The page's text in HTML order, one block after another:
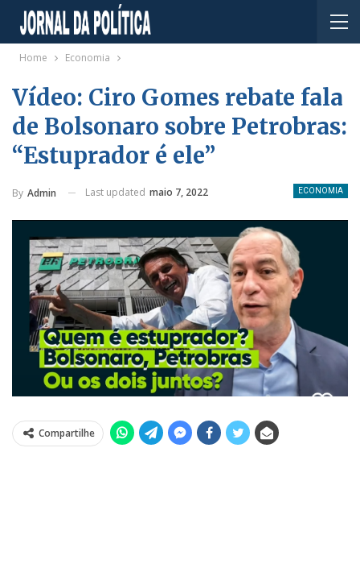
Home Economia
Vídeo: Ciro Gomes rebate fala
de Bolsonaro sobre Petrobras:
“Estuprador é ele”
ECONOMIA
By Admin Last updated maio 7, 2022
Compartilhe